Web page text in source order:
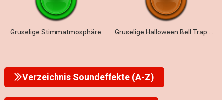
Gruselige Stimmatmosphäre
Verzeichnis Soundeffekte (A-Z)